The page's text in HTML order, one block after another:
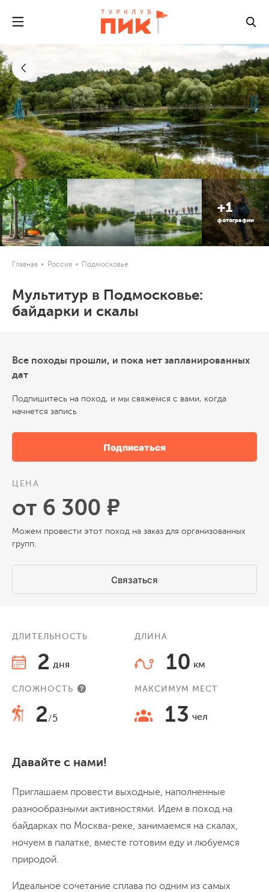
+1
фотографии
Главная Россия Подмосковье
Мультитур в Подмосковье:
байдарки и скалы
Все походы прошли, и пока нет запланированных
дат
Подпишитесь на поход, и мы свяжемся с вами, когда
начнется запись
Подписаться
ЦЕНА
от 6 300 ₽
Можем провести этот поход на заказ для организованных
групп.
Связаться
ДЛИТЕЛЬНОСТЬ
2 дня
ДЛИНА
10 км
СЛОЖНОСТЬ
2/5
МАКСИМУМ МЕСТ
13 чел
Давайте с нами!
Приглашаем провести выходные, наполненные
разнообразными активностями. Идем в поход на
байдарках по Москва-реке, занимаемся на скалах,
ночуем в палатке, вместе готовим еду и любуемся
природой.
Идеальное сочетание сплава по одним из самых